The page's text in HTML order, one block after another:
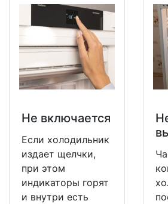
Не включается
Если холодильник
издает щелчки,
при этом
индикаторы горят
и внутри есть